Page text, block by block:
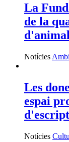
La
de la
Notícies
Les
espai
Notícies